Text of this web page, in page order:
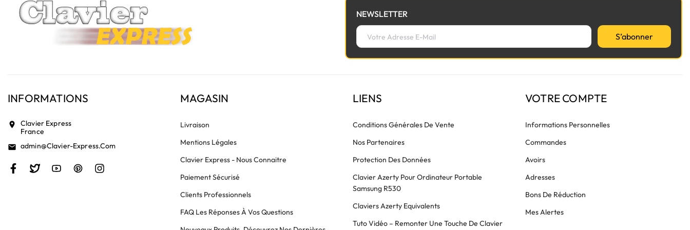
NEWSLETTER
S’abonner
INFORMATIONS
location_on
Clavier Express
France
email Admin@clavier-Express.com
MAGASIN
Livraison
Mentions Légales
Clavier Express - Nous Connaitre
Paiement Sécurisé
Clients Professionnels
FAQ Les Réponses À Vos Questions
LIENS
Conditions Générales De Vente
Nos Partenaires
Protection Des Données
Clavier Azerty Pour Ordinateur Portable
Samsung R530
Claviers Azerty Equivalents
Tuto Vidéo – Remonter Une Touche De Clavier
VOTRE COMPTE
Informations Personnelles
Commandes
Avoirs
Adresses
Bons De Réduction
Mes Alertes